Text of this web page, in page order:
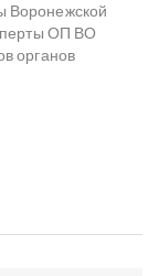
Воронежской
ОП ВО
органов